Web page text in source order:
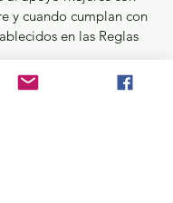
y cuando cumplan con
en las Reglas